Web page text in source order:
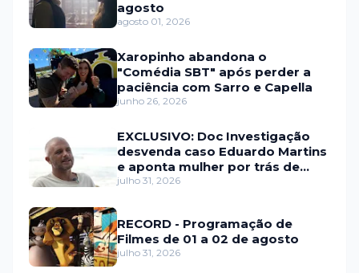
agosto
agosto 01, 2026
Xaropinho abandona o
"Comédia SBT" após perder a
paciência com Sarro e Capella
junho 26, 2026
EXCLUSIVO: Doc Investigação
desvenda caso Eduardo Martins
e aponta mulher por trás de
fraude internacional
julho 31, 2026
RECORD - Programação de
Filmes de 01 a 02 de agosto
julho 31, 2026